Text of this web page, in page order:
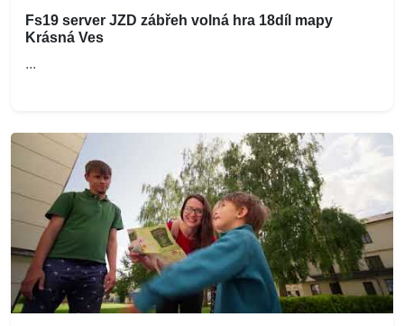
Fs19 server JZD zábřeh volná hra 18díl mapy
Krásná Ves
...